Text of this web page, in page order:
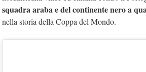
squadra araba e del continente nero a
nella storia della Coppa del Mondo.